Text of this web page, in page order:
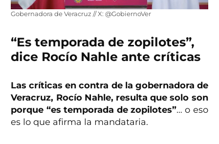
Gobernadora de Veracruz // X: @GobiernoVer
“Es temporada de zopilotes”,
dice Rocío Nahle ante críticas
Las críticas en contra de la gobernadora de
Veracruz, Rocío Nahle, resulta que solo son
porque “es temporada de zopilotes”… o eso
es lo que afirma la mandataria.